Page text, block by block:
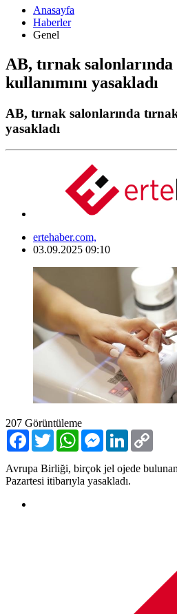
Anasayfa
Haberler
Genel
AB, tırnak
kullanımını yasakladı
AB, tırnak salonlarında
yasakladı
ertehaber.com,
03.09.2025 09:10
207 Görüntüleme
Facebook
TwitterWhatsAppMessenger
LinkedIn
Avrupa Birliği, birçok jel ojede
Pazartesi itibarıyla yasakladı.